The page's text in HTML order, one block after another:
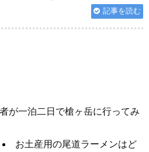
記事を読む
が一泊二日で槍ヶ岳に行ってみ
お土産用の尾道ラーメンはど